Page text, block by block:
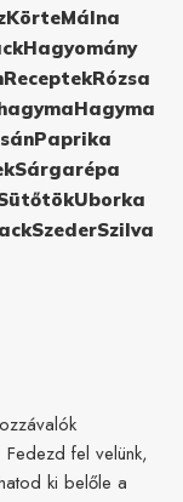
KörteMálna
Hagyomány
ReceptekRózsa
Hagyma
Paprika
Sárgarépa
Uborka
SzederSzilva
fel velünk,
ki belőle a